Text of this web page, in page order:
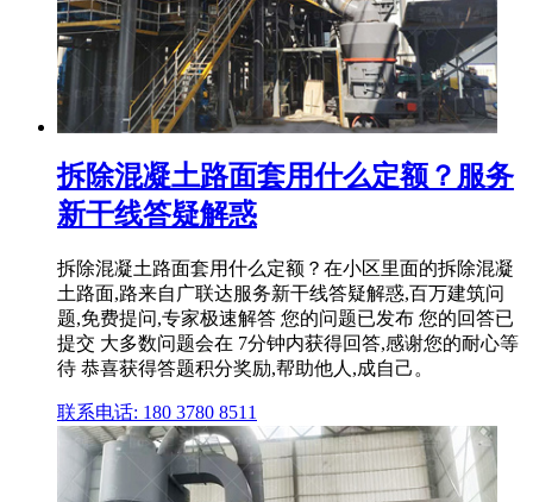
拆除混凝土路面套用什么定额？服务
新干线答疑解惑
拆除混凝土路面套用什么定额？在小区里面的拆除混凝
土路面,路来自广联达服务新干线答疑解惑,百万建筑问
题,免费提问,专家极速解答 您的问题已发布 您的回答已
提交 大多数问题会在 7分钟内获得回答,感谢您的耐心等
待 恭喜获得答题积分奖励,帮助他人,成自己。
联系电话: 180 3780 8511